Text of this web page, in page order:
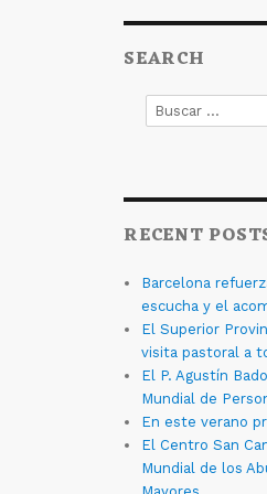
SEARCH
Buscar
por:
RECENT
Barcelona
escucha y el
El Superior
visita pastoral a
El P. Agustín
Mundial de
En este verano
El Centro San
Mundial de los